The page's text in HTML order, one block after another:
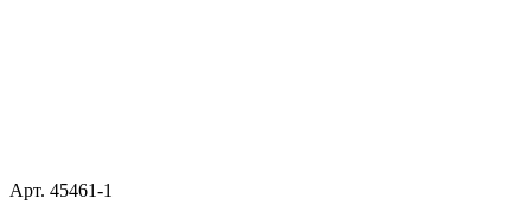
Арт. 45461-1